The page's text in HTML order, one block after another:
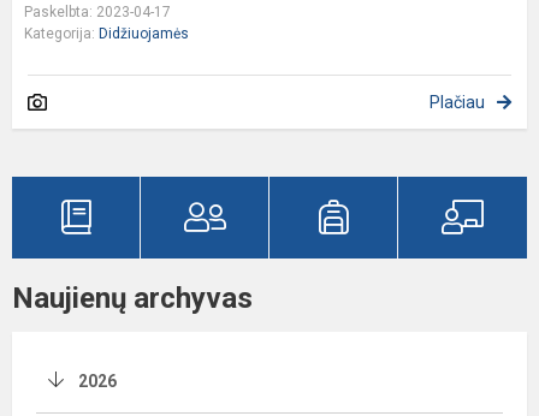
Paskelbta: 2023-04-17
Kategorija: Didžiuojamės
Plačiau
Naujienų archyvas
2026